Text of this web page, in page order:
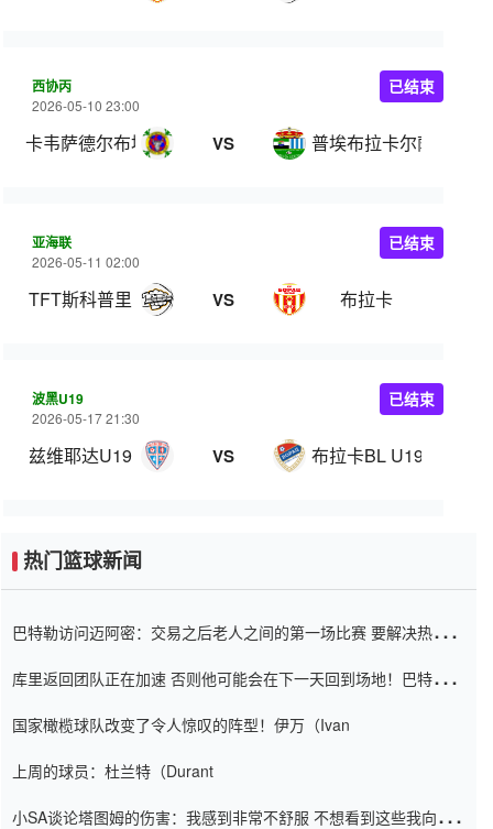
西协丙
2026-05-10 23:00
卡韦萨德尔布埃 VS 普埃布拉卡尔萨达
已结束
亚海联
2026-05-11 02:00
TFT斯科普里 VS 布拉卡
已结束
波黑U19
2026-05-17 21:30
兹维耶达U19 VS 布拉卡BL U19
已结束
热门篮球新闻
巴特勒访问迈阿密：交易之后老人之间的第一场比赛 要解决热情的
库里返回团队正在加速 否则他可能会在下一天回到场地！巴特勒迈
国家橄榄球队改变了令人惊叹的阵型！伊万（Ivan
上周的球员：杜兰特（Durant
小SA谈论塔图姆的伤害：我感到非常不舒服 不想看到这些我向他